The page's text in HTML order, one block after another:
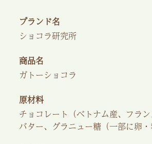
ブランド名
ショコラ研究所
商品名
ガトーショコラ
原材料
チョコレート（ベトナム産、フラン
バター、グラニュー糖（一部に卵・